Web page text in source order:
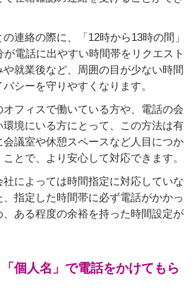
連絡の際に、「12時から13時の間」
が電話に出やすい時間帯をリクエスト
就業後など、周囲の目が少ない時間
シーを守りやすくなります。
フィスで働いている方や、電話の会
境にいる方にとって、この方法は有
議室や休憩スペースなど人目につか
とで、より安心して対応できます。
によっては時間指定に対応していな
指定した時間帯に必ず電話がかかっ
ある程度の余裕を持った時間設定が
個人名」で電話をかけてもら